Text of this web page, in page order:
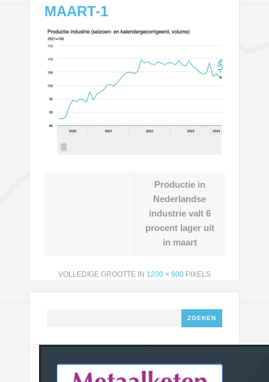
MAART-1
Productie in
Nederlandse
industrie valt 6
procent lager uit
in maart
VOLLEDIGE GROOTTE IN 1200 × 900 PIXELS